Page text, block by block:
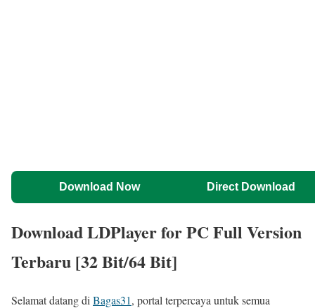
Download Now Direct Download
Download LDPlayer for PC Full Version
Terbaru [32 Bit/64 Bit]
Selamat datang di Bagas31, portal terpercaya untuk semua